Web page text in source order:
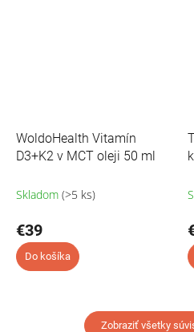
WoldoHealth Vitamín
D3+K2 v MCT oleji 50 ml
Skladom (>5 ks)
€39
Do košíka
Zobraziť všetky